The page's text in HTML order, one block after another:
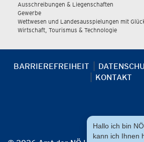
Ausschreibungen & Liegenschaften
Gewerbe
Wettwesen und Landesausspielungen mit
Wirtschaft, Tourismus & Technologie
BARRIEREFREIHEIT
KONTAKT
Hallo ich bin
kann ich Ihnen